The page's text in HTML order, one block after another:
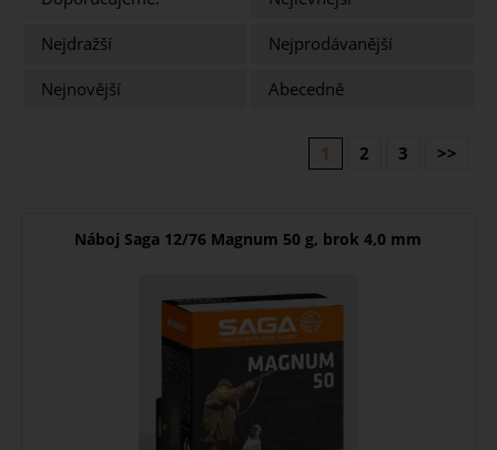
Nejdražší
Nejprodávanější
Nejnovější
Abecedně
1 2 3 >>
Náboj Saga 12/76 Magnum 50 g, brok 4,0 mm